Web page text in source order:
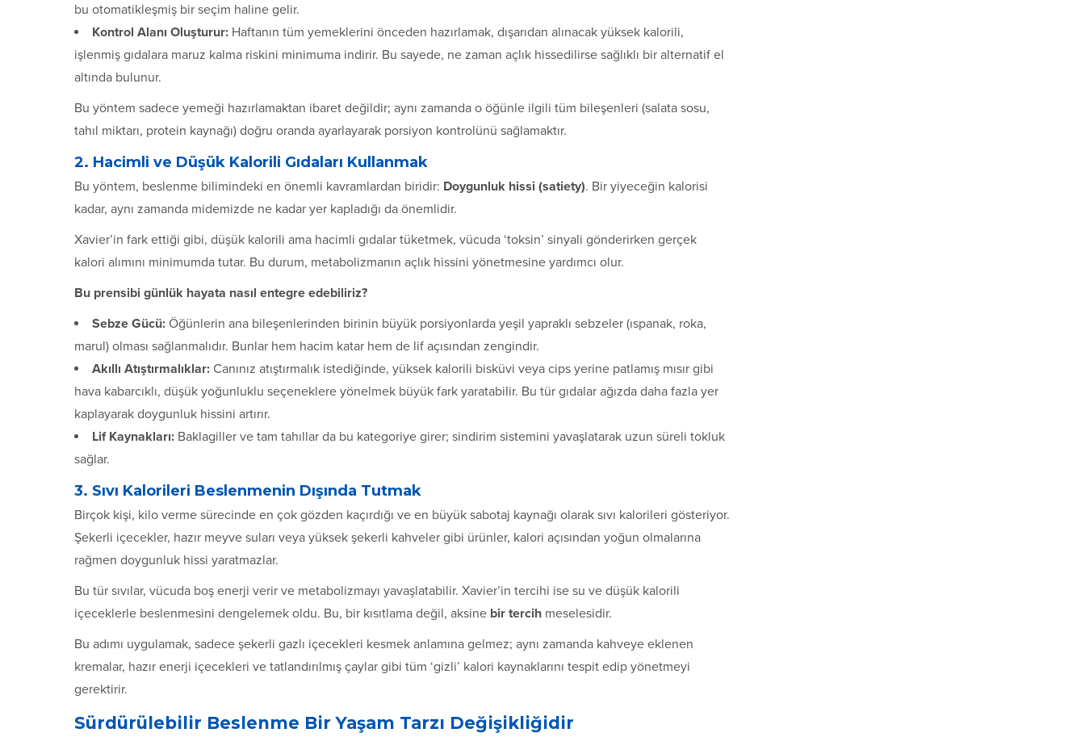
bu otomatikleşmiş bir seçim haline gelir.
Kontrol Alanı Oluşturur: Haftanın tüm yemeklerini önceden hazırlamak, dışarıdan alınacak yüksek kalorili,
işlenmiş gıdalara maruz kalma riskini minimuma indirir. Bu sayede, ne zaman açlık hissedilirse sağlıklı bir alternatif el
altında bulunur.
Bu yöntem sadece yemeği hazırlamaktan ibaret değildir; aynı zamanda o öğünle ilgili tüm bileşenleri (salata sosu,
tahıl miktarı, protein kaynağı) doğru oranda ayarlayarak porsiyon kontrolünü sağlamaktır.
2. Hacimli ve Düşük Kalorili Gıdaları Kullanmak
Bu yöntem, beslenme bilimindeki en önemli kavramlardan biridir: Doygunluk hissi (satiety). Bir yiyeceğin kalorisi
kadar, aynı zamanda midemizde ne kadar yer kapladığı da önemlidir.
Xavier’in fark ettiği gibi, düşük kalorili ama hacimli gıdalar tüketmek, vücuda ‘toksin’ sinyali gönderirken gerçek
kalori alımını minimumda tutar. Bu durum, metabolizmanın açlık hissini yönetmesine yardımcı olur.
Bu prensibi günlük hayata nasıl entegre edebiliriz?
Sebze Gücü: Öğünlerin ana bileşenlerinden birinin büyük porsiyonlarda yeşil yapraklı sebzeler (ıspanak, roka,
marul) olması sağlanmalıdır. Bunlar hem hacim katar hem de lif açısından zengindir.
Akıllı Atıştırmalıklar: Canınız atıştırmalık istediğinde, yüksek kalorili bisküvi veya cips yerine patlamış mısır gibi
hava kabarcıklı, düşük yoğunluklu seçeneklere yönelmek büyük fark yaratabilir. Bu tür gıdalar ağızda daha fazla yer
kaplayarak doygunluk hissini artırır.
Lif Kaynakları: Baklagiller ve tam tahıllar da bu kategoriye girer; sindirim sistemini yavaşlatarak uzun süreli tokluk
sağlar.
3. Sıvı Kalorileri Beslenmenin Dışında Tutmak
Birçok kişi, kilo verme sürecinde en çok gözden kaçırdığı ve en büyük sabotaj kaynağı olarak sıvı kalorileri gösteriyor.
Şekerli içecekler, hazır meyve suları veya yüksek şekerli kahveler gibi ürünler, kalori açısından yoğun olmalarına
rağmen doygunluk hissi yaratmazlar.
Bu tür sıvılar, vücuda boş enerji verir ve metabolizmayı yavaşlatabilir. Xavier’in tercihi ise su ve düşük kalorili
içeceklerle beslenmesini dengelemek oldu. Bu, bir kısıtlama değil, aksine bir tercih meselesidir.
Bu adımı uygulamak, sadece şekerli gazlı içecekleri kesmek anlamına gelmez; aynı zamanda kahveye eklenen
kremalar, hazır enerji içecekleri ve tatlandırılmış çaylar gibi tüm ‘gizli’ kalori kaynaklarını tespit edip yönetmeyi
gerektirir.
Sürdürülebilir Beslenme Bir Yaşam Tarzı Değişikliğidir